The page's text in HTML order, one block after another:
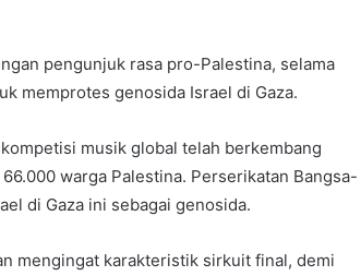
pengunjuk rasa pro-Palestina, selama
memprotes genosida Israel di Gaza.
musik global telah berkembang
warga Palestina. Perserikatan Bangsa-
di Gaza ini sebagai genosida.
mengingat karakteristik sirkuit final, demi